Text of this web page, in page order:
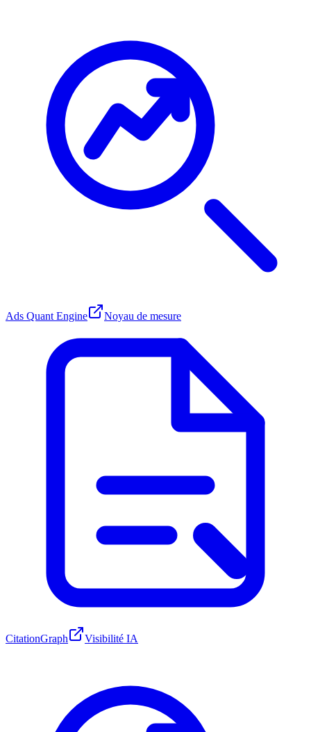
Ads Quant Engine Noyau de mesure
CitationGraph Visibilité IA